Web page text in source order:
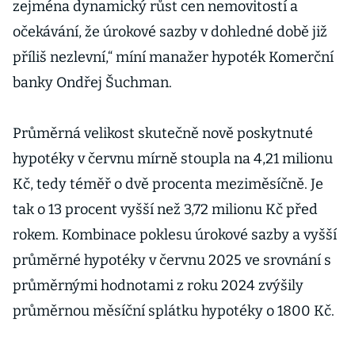
zejména dynamický růst cen nemovitostí a
očekávání, že úrokové sazby v dohledné době již
příliš nezlevní,“ míní manažer hypoték Komerční
banky Ondřej Šuchman.
Průměrná velikost skutečně nově poskytnuté
hypotéky v červnu mírně stoupla na 4,21 milionu
Kč, tedy téměř o dvě procenta meziměsíčně. Je
tak o 13 procent vyšší než 3,72 milionu Kč před
rokem. Kombinace poklesu úrokové sazby a vyšší
průměrné hypotéky v červnu 2025 ve srovnání s
průměrnými hodnotami z roku 2024 zvýšily
průměrnou měsíční splátku hypotéky o 1800 Kč.